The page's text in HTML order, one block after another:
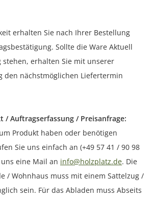
erhalten Sie nach Ihrer Bestellung
Sollte die Ware Aktuell
stehen, erhalten Sie mit unserer
den nächstmöglichen Liefertermin
/ Auftragserfassung / Preisanfrage:
Produkt haben oder benötigen
Sie uns einfach an (+49 57 41 / 90 98
eine Mail an info@holzplatz.de. Die
/ Wohnhaus muss mit einem Sattelzug /
sein. Für das Abladen muss Abseits